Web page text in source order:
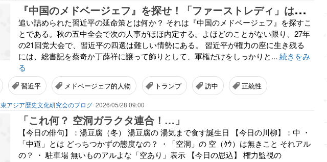
『
中国のメドベージェフ』を探せ！「ファーストレディ」はいずこ？ 総書記を蔡奇か丁薛祥に譲り、軍権だけは握り『院政』を敷く（宮崎正弘国際情勢）
追い詰められた習近平の延命策とは何か？ それは『中国のメドベージェフ』を探すこ
とである。秋の五中全会で次の人事がほほ内定する。よほどのことがない限り、27年
の21回党大会で、習近平の四選は難しい情勢にある。 習近平が権力の座に生き残る
には、総書記を蔡奇か丁薛祥に譲って飾りとして、軍権だけをしっかりと... 続きをみ
る
習近平 メドベージェフ的人物 トランプ 訪中 正統性
東アジア歴史文化研究会のブログ 2026/05/28 09:00
「これ何？ 空洞ガラクタ連合！…」
【今日の俳句】：湯豆腐（冬） 湯豆腐の 湯気まで食す誕生日 【今日の川柳】：中 ・
「中道」とは どっちつかずの態度なの？ ・「空洞」の 空（ｸｳ）は無きこと それアル
の？ ・ 駐車場 無いものアルよな「空あり」表示 【今日の思込】 権力監視の